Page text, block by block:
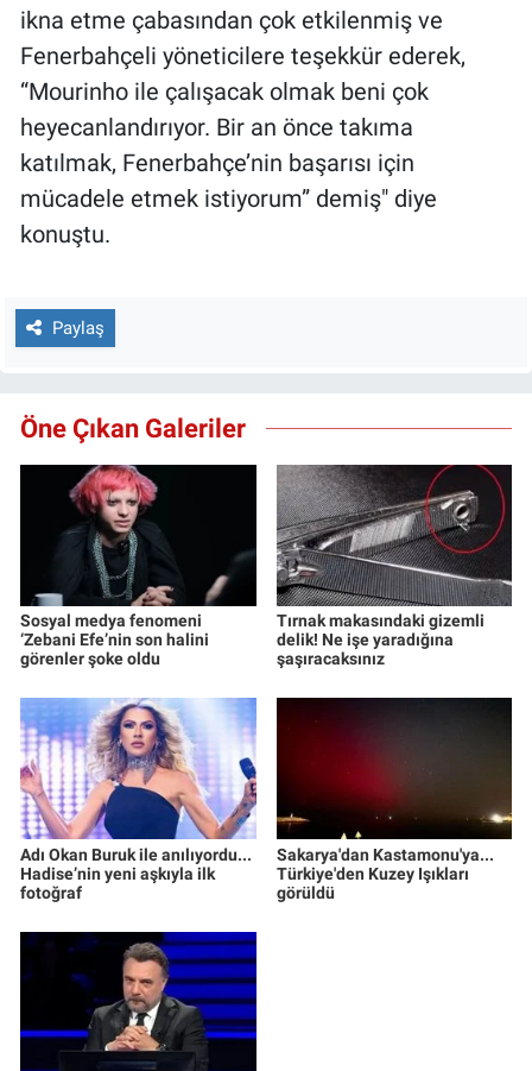
ikna etme çabasından çok etkilenmiş ve
Fenerbahçeli yöneticilere teşekkür ederek,
“Mourinho ile çalışacak olmak beni çok
heyecanlandırıyor. Bir an önce takıma
katılmak, Fenerbahçe’nin başarısı için
mücadele etmek istiyorum” demiş" diye
konuştu.
Paylaş
Öne Çıkan Galeriler
Sosyal medya fenomeni
‘Zebani Efe’nin son halini
görenler şoke oldu
Tırnak makasındaki gizemli
delik! Ne işe yaradığına
şaşıracaksınız
Adı Okan Buruk ile anılıyordu...
Hadise’nin yeni aşkıyla ilk
fotoğraf
Sakarya'dan Kastamonu'ya...
Türkiye'den Kuzey Işıkları
görüldü